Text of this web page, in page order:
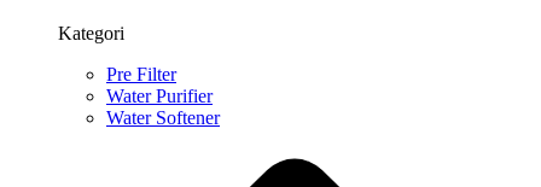
Kategori
Pre Filter
Water Purifier
Water Softener